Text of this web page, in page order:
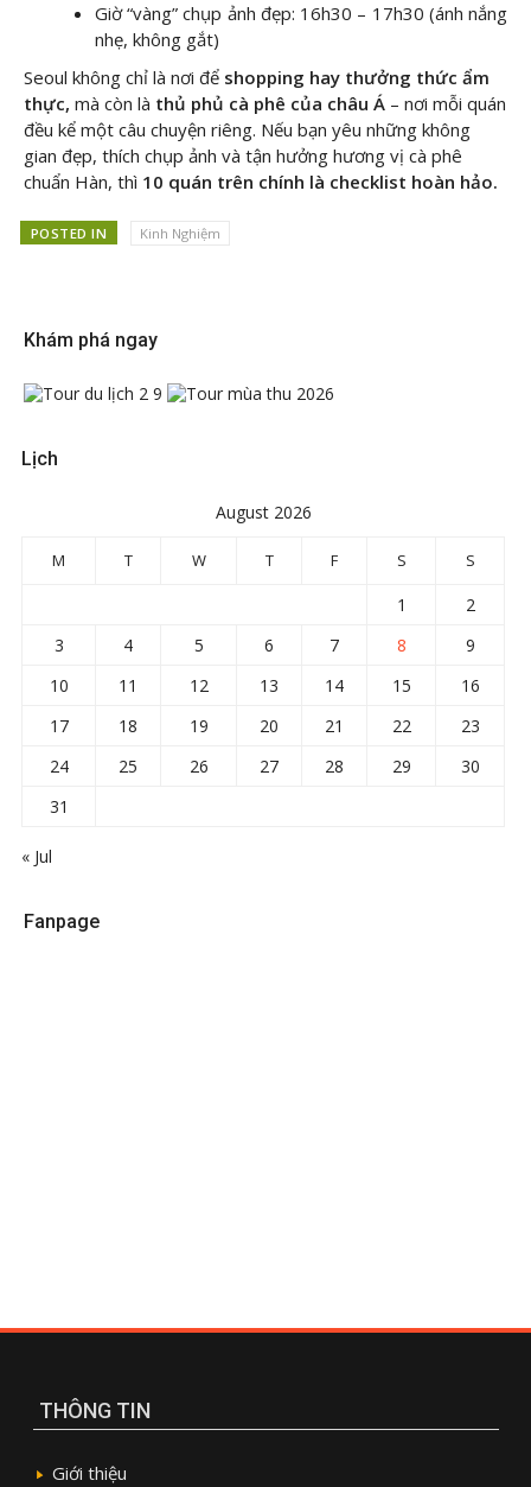
Giờ “vàng” chụp ảnh đẹp: 16h30 – 17h30 (ánh nắng
nhẹ, không gắt)
Seoul không chỉ là nơi để shopping hay thưởng thức ẩm
thực, mà còn là thủ phủ cà phê của châu Á – nơi mỗi quán
đều kể một câu chuyện riêng. Nếu bạn yêu những không
gian đẹp, thích chụp ảnh và tận hưởng hương vị cà phê
chuẩn Hàn, thì 10 quán trên chính là checklist hoàn hảo.
POSTED IN Kinh Nghiệm
Khám phá ngay
Lịch
August 2026
M T W T F S S
1
2
3
4 5 6 7 8
9
10
11 12 13 14 15
16
17
18 19 20 21 22
23
24
25 26 27 28 29
30
31
« Jul
Fanpage
THÔNG TIN
Giới thiệu